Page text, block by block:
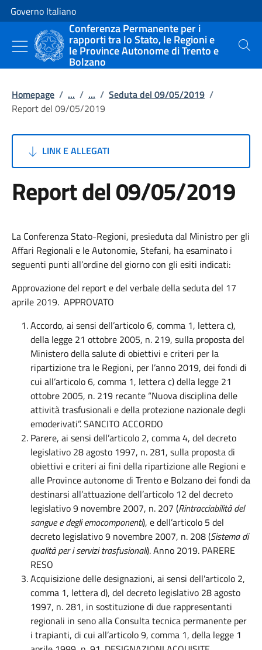
Vai al contenuto
Vai alla navigazione del sito
Governo Italiano
Conferenza Permanente per i
rapporti tra lo Stato, le Regioni e
le Province Autonome di Trento e
Bolzano
Cerca
Homepage / ... / ... / Seduta del 09/05/2019 /
Report del 09/05/2019
LINK E ALLEGATI
Report del 09/05/2019
La Conferenza Stato-Regioni, presieduta dal Ministro per gli
Affari Regionali e le Autonomie, Stefani, ha esaminato i
seguenti punti all’ordine del giorno con gli esiti indicati:
Approvazione del report e del verbale della seduta del 17
aprile 2019. APPROVATO
Accordo, ai sensi dell’articolo 6, comma 1, lettera c),
della legge 21 ottobre 2005, n. 219, sulla proposta del
Ministero della salute di obiettivi e criteri per la
ripartizione tra le Regioni, per l’anno 2019, dei fondi di
cui all’articolo 6, comma 1, lettera c) della legge 21
ottobre 2005, n. 219 recante “Nuova disciplina delle
attività trasfusionali e della protezione nazionale degli
emoderivati”. SANCITO ACCORDO
Parere, ai sensi dell’articolo 2, comma 4, del decreto
legislativo 28 agosto 1997, n. 281, sulla proposta di
obiettivi e criteri ai fini della ripartizione alle Regioni e
alle Province autonome di Trento e Bolzano dei fondi da
destinarsi all’attuazione dell’articolo 12 del decreto
legislativo 9 novembre 2007, n. 207 (Rintracciabilità del
sangue e degli emocomponenti), e dell’articolo 5 del
decreto legislativo 9 novembre 2007, n. 208 (Sistema di
qualità per i servizi trasfusionali). Anno 2019. PARERE
RESO
Acquisizione delle designazioni, ai sensi dell'articolo 2,
comma 1, lettera d), del decreto legislativo 28 agosto
1997, n. 281, in sostituzione di due rappresentanti
regionali in seno alla Consulta tecnica permanente per
i trapianti, di cui all’articolo 9, comma 1, della legge 1